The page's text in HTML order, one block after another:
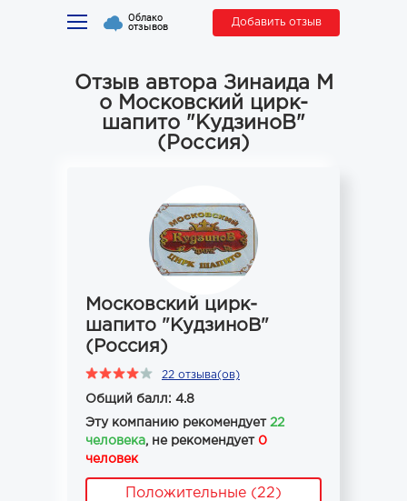
Облако
отзывов Добавить отзыв
Отзыв автора Зинаида М
о Московский цирк-
шапито "КудзиноВ"
(Россия)
Московский цирк-
шапито "КудзиноВ"
(Россия)
22 отзыва(ов)
Общий балл: 4.8
Эту компанию рекомендует 22
человека, не рекомендует 0
человек
Положительные (22)